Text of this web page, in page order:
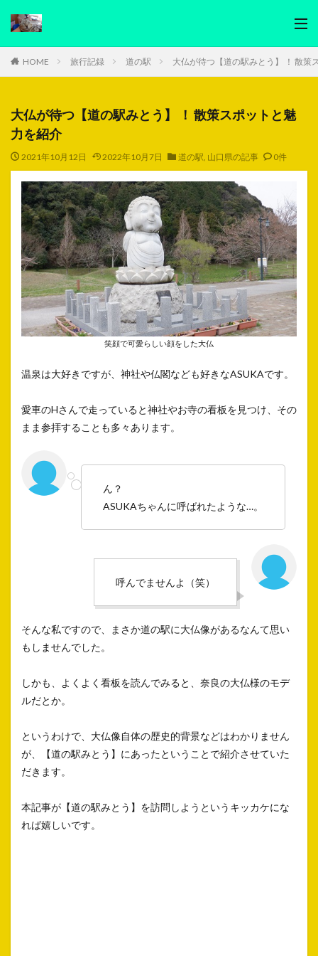
HOME 旅行記録 道の駅 大仏が待つ【道の駅みとう】 ！ 散策
大仏が待つ【道の駅みとう】 ！ 散策スポットと魅
力を紹介
2021年10月12日 2022年10月7日 道の駅, 山口県の記事 0件
笑顔で可愛らしい顔をした大仏
温泉は大好きですが、神社や仏閣なども好きなASUKAです。
愛車のHさんで走っていると神社やお寺の看板を見つけ、その
まま参拝することも多々あります。
ん？
ASUKAちゃんに呼ばれたような…。
呼んでませんよ（笑）
そんな私ですので、まさか道の駅に大仏像があるなんて思い
もしませんでした。
しかも、よくよく看板を読んでみると、奈良の大仏様のモデ
ルだとか。
というわけで、大仏像自体の歴史的背景などはわかりません
が、【道の駅みとう】にあったということで紹介させていた
だきます。
本記事が【道の駅みとう】を訪問しようというキッカケにな
れば嬉しいです。